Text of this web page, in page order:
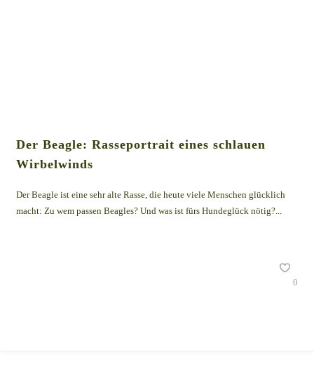
Der Beagle: Rasseportrait eines schlauen
Wirbelwinds
Der Beagle ist eine sehr alte Rasse, die heute viele Menschen glücklich
macht: Zu wem passen Beagles? Und was ist fürs Hundeglück nötig?...
0